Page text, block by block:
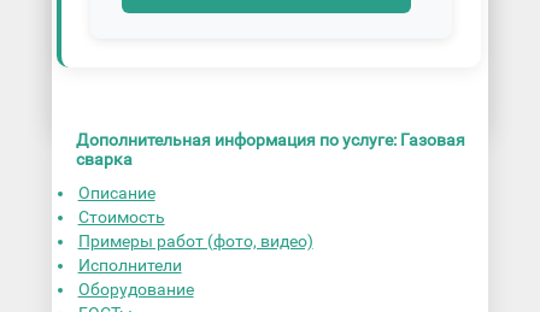
Дополнительная информация по услуге: Газовая
сварка
Описание
Стоимость
Примеры работ (фото, видео)
Исполнители
Оборудование